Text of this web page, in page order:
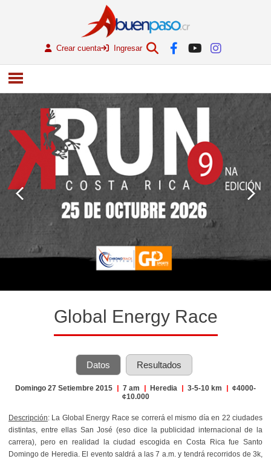
Crear cuenta Ingresar
Global Energy Race
Datos Resultados
Domingo 27 Setiembre 2015 | 7 am | Heredia | 3-5-10 km | ¢4000-
¢10.000
Descripción: La Global Energy Race se correrá el mismo día en 22 ciudades
distintas, entre ellas San José (eso dice la publicidad internacional de la
carrera), pero en realidad la ciudad escogida en Costa Rica fue Santo
Domingo de Heredia. El evento saldrá a las 7 a.m. y tendrá recorridos de 3k,